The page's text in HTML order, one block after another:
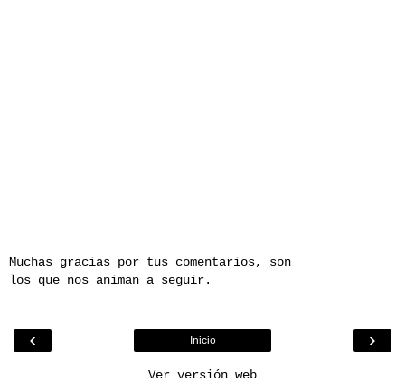
Muchas gracias por tus comentarios, son
los que nos animan a seguir.
‹ ›
Inicio
Ver versión web